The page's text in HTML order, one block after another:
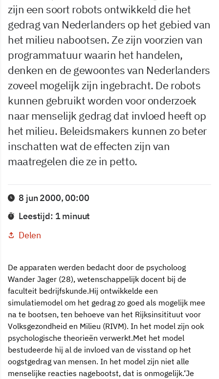
zijn een soort robots ontwikkeld die het
gedrag van Nederlanders op het gebied van
het milieu nabootsen. Ze zijn voorzien van
programmatuur waarin het handelen,
denken en de gewoontes van Nederlanders
zoveel mogelijk zijn ingebracht. De robots
kunnen gebruikt worden voor onderzoek
naar menselijk gedrag dat invloed heeft op
het milieu. Beleidsmakers kunnen zo beter
inschatten wat de effecten zijn van
maatregelen die ze in petto.
8 jun 2000, 00:00
Leestijd: 1 minuut
Delen
De apparaten werden bedacht door de psycholoog
Wander Jager (28), wetenschappelijk docent bij de
faculteit bedrijfskunde.Hij ontwikkelde een
simulatiemodel om het gedrag zo goed als mogelijk mee
na te bootsen, ten behoeve van het Rijksinsitituut voor
Volksgezondheid en Milieu (RIVM). In het model zijn ook
psychologische theorieën verwerkt.Met het model
bestudeerde hij al de invloed van de visstand op het
oogstgedrag van mensen. In het model zijn niet alle
menselijke reacties nagebootst, dat is onmogelijk.‘Je